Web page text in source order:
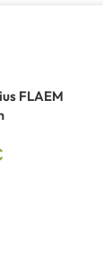
FLAEM